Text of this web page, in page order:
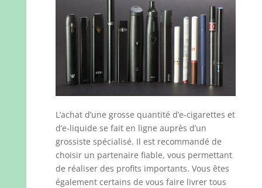
L’achat d’une grosse quantité d’e-cigarettes et
d’e-liquide se fait en ligne auprès d’un
grossiste spécialisé. Il est recommandé de
choisir un partenaire fiable, vous permettant
de réaliser des profits importants. Vous êtes
également certains de vous faire livrer tous